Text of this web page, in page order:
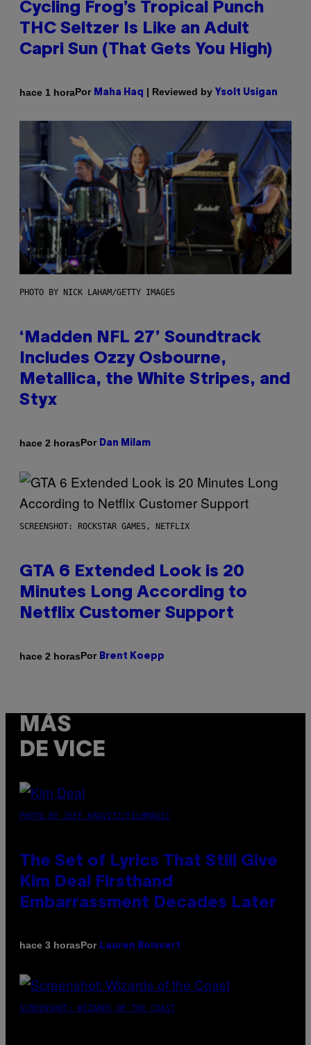
Cycling Frog’s Tropical Punch
THC Seltzer Is Like an Adult
Capri Sun (That Gets You High)
hace 1 horaPor Maha Haq | Reviewed by Ysolt Usigan
PHOTO BY NICK LAHAM/GETTY IMAGES
‘Madden NFL 27’ Soundtrack
Includes Ozzy Osbourne,
Metallica, the White Stripes, and
Styx
hace 2 horasPor Dan Milam
SCREENSHOT: ROCKSTAR GAMES, NETFLIX
GTA 6 Extended Look is 20
Minutes Long According to
Netflix Customer Support
hace 2 horasPor Brent Koepp
MÁS
DE VICE
PHOTO BY JEFF KRAVITZ/FILMMAGIC
The Set of Lyrics That Still Give
Kim Deal Firsthand
Embarrassment Decades Later
hace 3 horasPor Lauren Boisvert
SCREENSHOT: WIZARDS OF THE COAST